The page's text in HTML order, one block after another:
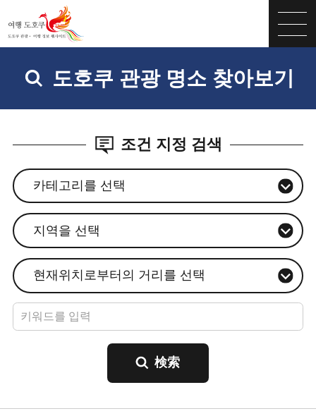
도호쿠 관광 명소 찾아보기
조건 지정 검색
카테고리를 선택
지역을 선택
현재위치로부터의 거리를 선택